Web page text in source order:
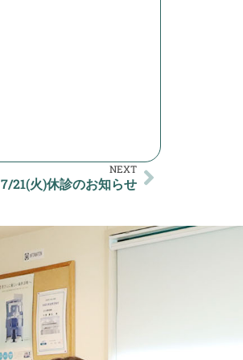
NEXT
7/21(火)休診のお知らせ